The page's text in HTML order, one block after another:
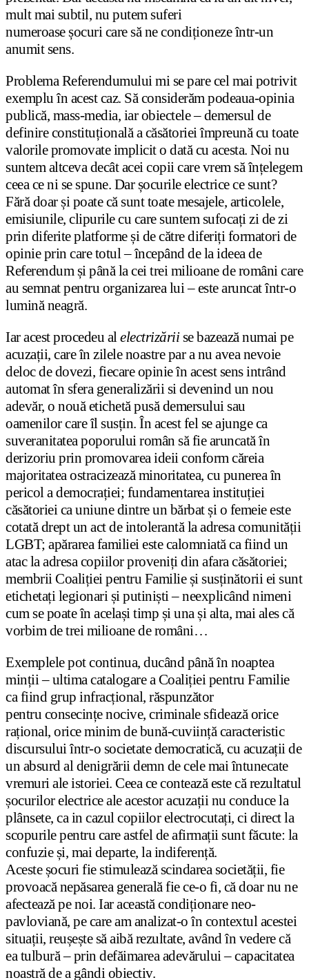
mult mai subtil, nu putem suferi
numeroase șocuri care să ne condiționeze într-un
anumit sens.
Problema Referendumului mi se pare cel mai potrivit
exemplu în acest caz. Să considerăm podeaua-opinia
publică, mass-media, iar obiectele – demersul de
definire constituțională a căsătoriei împreună cu toate
valorile promovate implicit o dată cu acesta. Noi nu
suntem altceva decât acei copii care vrem să înțelegem
ceea ce ni se spune. Dar șocurile electrice ce sunt?
Fără doar și poate că sunt toate mesajele, articolele,
emisiunile, clipurile cu care suntem sufocați zi de zi
prin diferite platforme și de către diferiți formatori de
opinie prin care totul – începând de la ideea de
Referendum și până la cei trei milioane de români care
au semnat pentru organizarea lui – este aruncat într-o
lumină neagră.
Iar acest procedeu alelectrizăriise bazează numai pe
acuzații, care în zilele noastre par a nu avea nevoie
deloc de dovezi, fiecare opinie în acest sens intrând
automat în sfera generalizării si devenind un nou
adevăr, o nouă etichetă pusă demersului sau
oamenilor care îl susțin. În acest fel se ajunge ca
suveranitatea poporului român să fie aruncată în
derizoriu prin promovarea ideii conform căreia
majoritatea ostracizează minoritatea, cu punerea în
pericol a democrației; fundamentarea instituției
căsătoriei ca uniune dintre un bărbat și o femeie este
cotată drept un act de intolerantă la adresa comunității
LGBT; apărarea familiei este calomniată ca fiind un
atac la adresa copiilor proveniți din afara căsătoriei;
membrii Coaliției pentru Familie și susținătorii ei sunt
etichetați legionari și putiniști – neexplicând nimeni
cum se poate în același timp și una și alta, mai ales că
vorbim de trei milioane de români…
Exemplele pot continua, ducând până în noaptea
minții – ultima catalogare a Coaliției pentru Familie
ca fiind grup infracțional, răspunzător
pentru consecințe nocive, criminale sfidează orice
rațional, orice minim de bună-cuviință caracteristic
discursului într-o societate democratică, cu acuzații de
un absurd al denigrării demn de cele mai întunecate
vremuri ale istoriei. Ceea ce contează este că rezultatul
șocurilor electrice ale acestor acuzații nu conduce la
plânsete, ca in cazul copiilor electrocutați, ci direct la
scopurile pentru care astfel de afirmații sunt făcute: la
confuzie și, mai departe, la indiferență.
Aceste șocuri fie stimulează scindarea societății, fie
provoacă nepăsarea generală fie ce-o fi, că doar nu ne
afectează pe noi. Iar această condiționare neo-
pavloviană, pe care am analizat-o în contextul acestei
situații, reușește să aibă rezultate, având în vedere că
ea tulbură – prin defăimarea adevărului – capacitatea
noastră de a gândi obiectiv.